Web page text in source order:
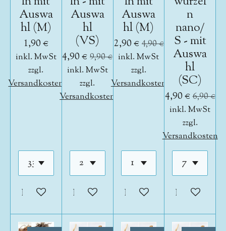
Auswa
hl (M)
1,90 €
inkl. MwSt
zzgl.
Versandkosten
In den Warenkorb
Auswa
hl
(VS)
4,90 € 9,90 €
inkl. MwSt
zzgl.
Versandkosten
In den Warenkorb
Auswa
hl (M)
2,90 € 4,90 €
inkl. MwSt
zzgl.
Versandkosten
In den Warenkorb
n
nano/
S - mit
Auswa
hl
(SC)
4,90 €6,90 €
inkl. MwSt
zzgl.
Versandkosten
In den